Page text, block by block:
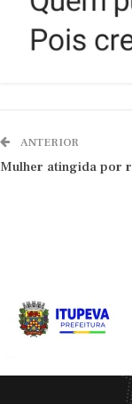
ANTERIOR
Mulher atingida por